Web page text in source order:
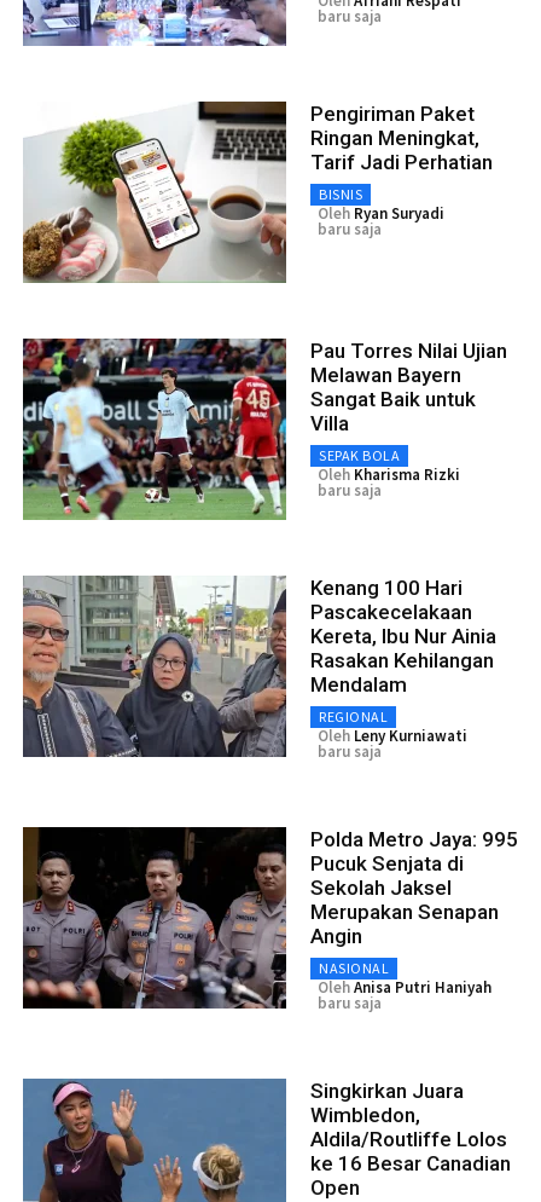
baru saja
Pengiriman Paket
Ringan Meningkat,
Tarif Jadi Perhatian
BISNIS
Oleh Ryan Suryadi
baru saja
Pau Torres Nilai Ujian
Melawan Bayern
Sangat Baik untuk
Villa
SEPAK BOLA
Oleh Kharisma Rizki
baru saja
Kenang 100 Hari
Pascakecelakaan
Kereta, Ibu Nur Ainia
Rasakan Kehilangan
Mendalam
REGIONAL
Oleh Leny Kurniawati
baru saja
Polda Metro Jaya: 995
Pucuk Senjata di
Sekolah Jaksel
Merupakan Senapan
Angin
NASIONAL
OlehAnisa Putri Haniyah
baru saja
Singkirkan Juara
Wimbledon,
Aldila/Routliffe Lolos
ke 16 Besar Canadian
Open